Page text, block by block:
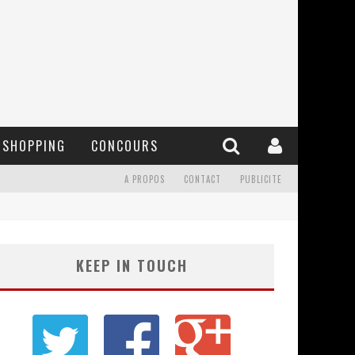
SHOPPING CONCOURS
A PROPOS CONTACT PUBLICITE
KEEP IN TOUCH